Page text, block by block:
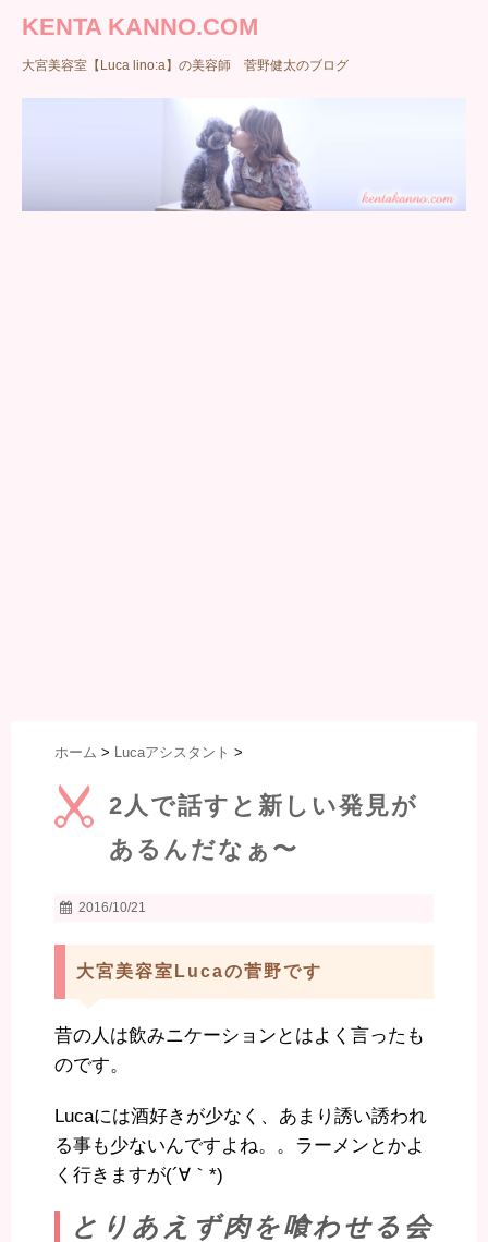
KENTA KANNO.COM
大宮美容室【Luca lino:a】の美容師 菅野健太のブログ
ホーム > Lucaアシスタント >
2人で話すと新しい発見が
あるんだなぁ〜
2016/10/21
大宮美容室Lucaの菅野です
昔の人は飲みニケーションとはよく言ったも
のです。
Lucaには酒好きが少なく、あまり誘い誘われ
る事も少ないんですよね。。ラーメンとかよ
く行きますが(´∀｀*)
とりあえず肉を喰わせる会